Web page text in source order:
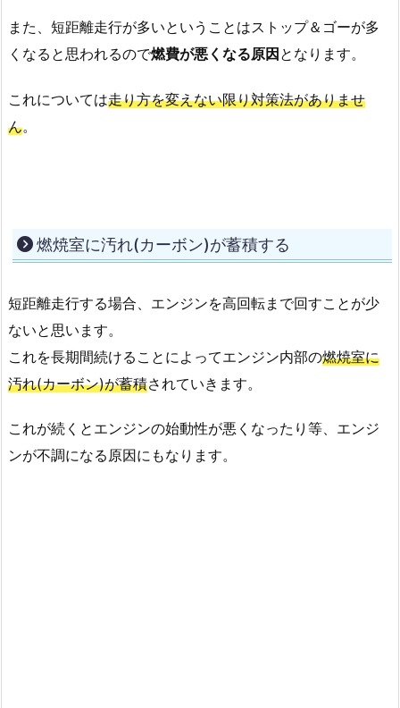
また、短距離走行が多いということはストップ＆ゴーが多
くなると思われるので燃費が悪くなる原因 となります。
これについては走り方を変えない限り対策法がありませ
ん。
燃焼室に汚れ(カーボン)が蓄積する
短距離走行する場合、エンジンを高回転まで回すことが少
ないと思います。
これを長期間続けることによってエンジン内部の燃焼室に
汚れ(カーボン)が蓄積されていきます。
これが続くとエンジンの始動性が悪くなったり等、エンジ
ンが不調になる原因にもなります。